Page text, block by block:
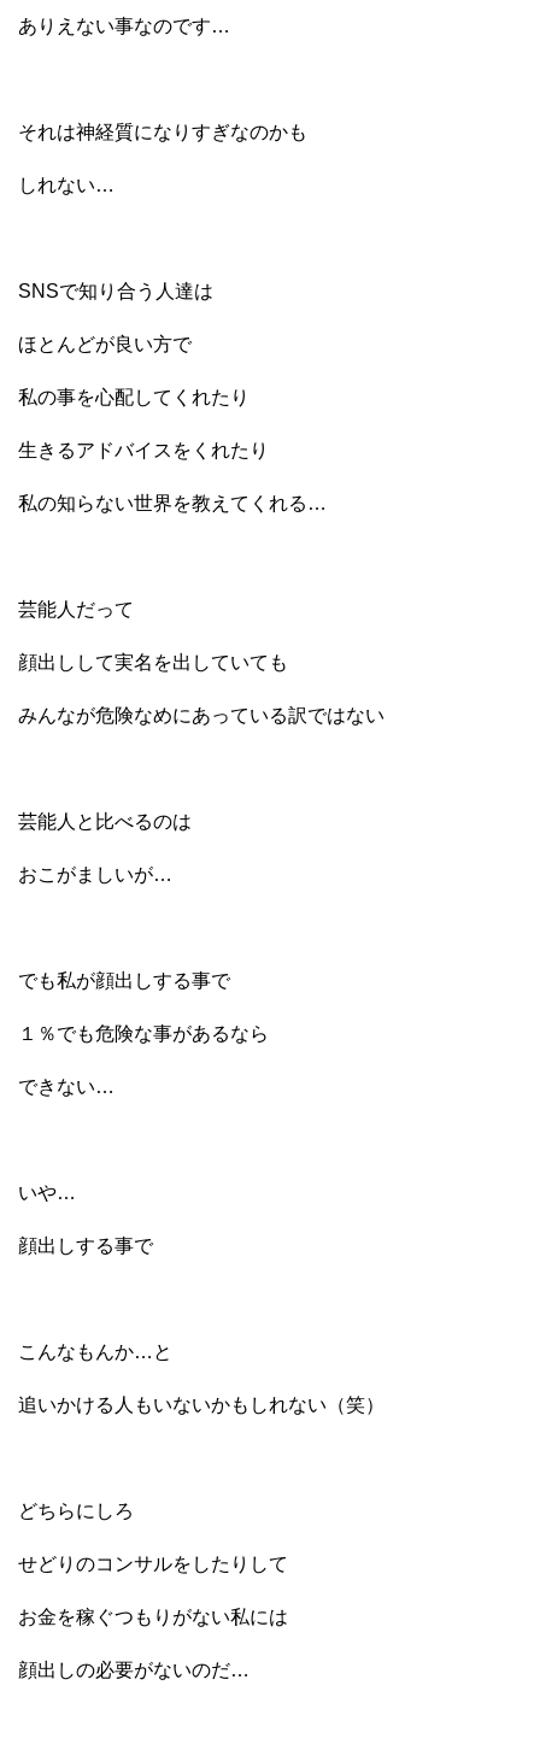
ありえない事なのです…
それは神経質になりすぎなのかも
しれない…
SNSで知り合う人達は
ほとんどが良い方で
私の事を心配してくれたり
生きるアドバイスをくれたり
私の知らない世界を教えてくれる…
芸能人だって
顔出しして実名を出していても
みんなが危険なめにあっている訳ではない
芸能人と比べるのは
おこがましいが…
でも私が顔出しする事で
１％でも危険な事があるなら
できない…
いや…
顔出しする事で
こんなもんか…と
追いかける人もいないかもしれない（笑）
どちらにしろ
せどりのコンサルをしたりして
お金を稼ぐつもりがない私には
顔出しの必要がないのだ…